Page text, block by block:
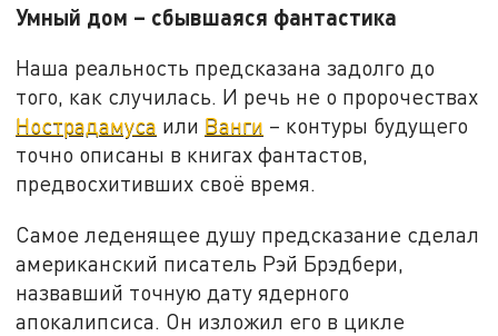
Умный дом – сбывшаяся фантастика
Наша реальность предсказана задолго до
того, как случилась. И речь не о пророчествах
Нострадамуса или Ванги – контуры будущего
точно описаны в книгах фантастов,
предвосхитивших своё время.
Самое леденящее душу предсказание сделал
американский писатель Рэй Брэдбери,
назвавший точную дату ядерного
апокалипсиса. Он изложил его в цикле